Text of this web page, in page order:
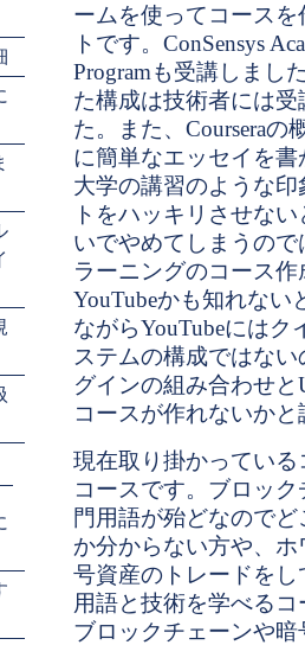
ームを使ってコース
トです。ConSensys
Programも受講しまし
た構成は技術者には
た。また、Courseraの
に簡単なエッセイを
大学の講習のような
トをハッキリさせな
いでやめてしまうの
ラーニングのコース
YouTubeかも知れな
ながらYouTubeには
ステムの構成ではない
グインの組み合わせ
コースが作れないか
現在取り掛かってい
コースです。ブロッ
門用語が殆どなので
か分からない方や、
号資産のトレードを
用語と技術を学べる
ブロックチェーンや